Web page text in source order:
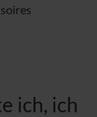
ich, ich